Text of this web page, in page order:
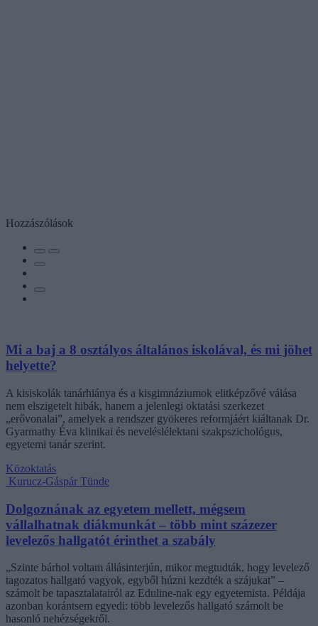
Hozzászólások
Mi a baj a 8 osztályos általános iskolával, és mi jöhet
helyette?
A kisiskolák tanárhiánya és a kisgimnáziumok elitképzővé válása
nem elszigetelt hibák, hanem a jelenlegi oktatási szerkezet
„erővonalai”, amelyek a rendszer gyökeres reformjáért kiáltanak Dr.
Gyarmathy Éva klinikai és neveléslélektani szakpszichológus,
egyetemi tanár szerint.
Közoktatás
Kurucz-Gáspár Tünde
Dolgoznának az egyetem mellett, mégsem
vállalhatnak diákmunkát – több mint százezer
levelezős hallgatót érinthet a szabály
„Szinte bárhol voltam állásinterjún, mikor megtudták, hogy levelező
tagozatos hallgató vagyok, egyből húzni kezdték a szájukat” –
számolt be tapasztalatairól az Eduline-nak egy egyetemista. Példája
azonban korántsem egyedi: több levelezős hallgató számolt be
hasonló nehézségekről.